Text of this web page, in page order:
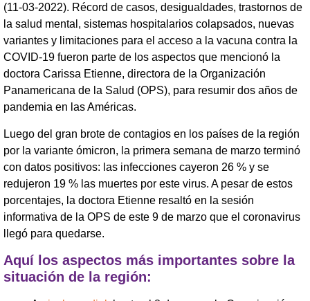
(11-03-2022). Récord de casos, desigualdades, trastornos de
la salud mental, sistemas hospitalarios colapsados, nuevas
variantes y limitaciones para el acceso a la vacuna contra la
COVID-19 fueron parte de los aspectos que mencionó la
doctora Carissa Etienne, directora de la Organización
Panamericana de la Salud (OPS), para resumir dos años de
pandemia en las Américas.
Luego del gran brote de contagios en los países de la región
por la variante ómicron, la primera semana de marzo terminó
con datos positivos: las infecciones cayeron 26 % y se
redujeron 19 % las muertes por este virus. A pesar de estos
porcentajes, la doctora Etienne resaltó en la sesión
informativa de la OPS de este 9 de marzo que el coronavirus
llegó para quedarse.
Aquí los aspectos más importantes sobre la
situación de la región: